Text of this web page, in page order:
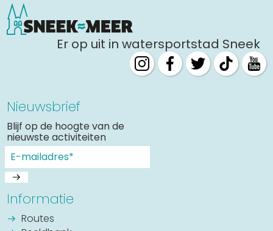
Er op uit in watersportstad Sneek
Nieuwsbrief
Blijf op de hoogte van de
nieuwste activiteiten
Informatie
Routes